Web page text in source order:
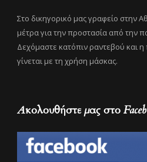
Στο δικηγορικό μας γραφείο στην
μέτρα για την προστασία από την
Δεχόμαστε κατόπιν ραντεβού και
γίνεται με τη χρήση μάσκας.
Ακολουθήστε μας στο